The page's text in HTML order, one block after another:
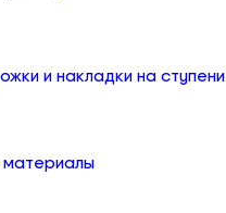
и накладки на ступени